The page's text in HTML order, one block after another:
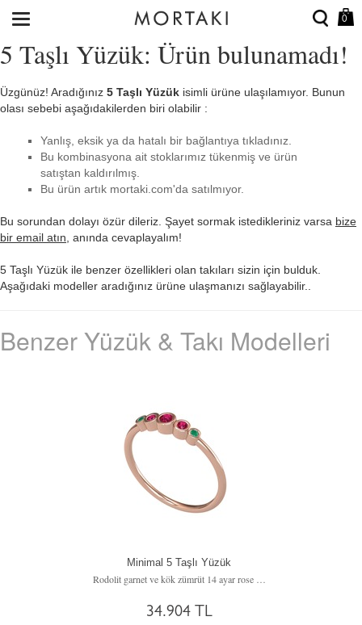
0
5 Taşlı Yüzük: Ürün bulunamadı!
Üzgünüz! Aradığınız 5 Taşlı Yüzük isimli ürüne ulaşılamıyor. Bunun
olası sebebi aşağıdakilerden biri olabilir :
Yanlış, eksik ya da hatalı bir bağlantıya tıkladınız.
Bu kombinasyona ait stoklarımız tükenmiş ve ürün
satıştan kaldırılmış.
Bu ürün artık mortaki.com'da satılmıyor.
Bu sorundan dolayı özür dileriz. Şayet sormak istedikleriniz varsa bize
bir email atın , anında cevaplayalım!
5 Taşlı Yüzük ile benzer özellikleri olan takıları sizin için bulduk.
Aşağıdaki modeller aradığınız ürüne ulaşmanızı sağlayabilir..
Benzer Yüzük & Takı Modelleri
Minimal 5 Taşlı Yüzük
34.904 TL